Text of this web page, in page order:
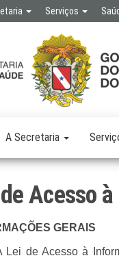
Serviços
A Secretaria
Acesso
GERAIS
Lei de Acesso à